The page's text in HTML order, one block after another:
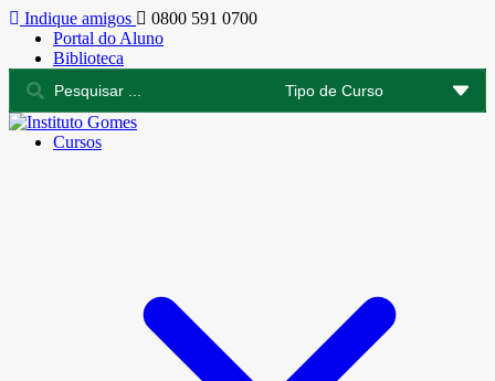
Indique amigos
0800 591 0700
Portal do Aluno
Biblioteca
Cursos